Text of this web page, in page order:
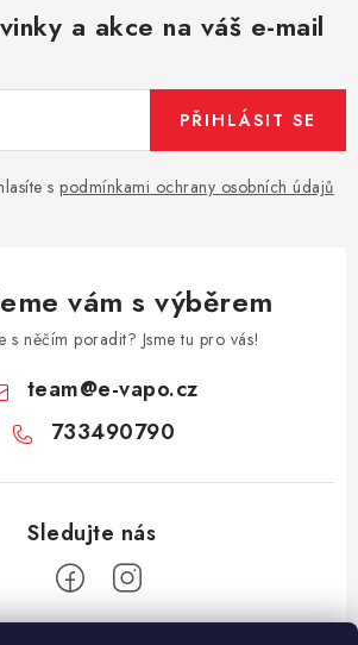
Volná místa
a akce na váš e-mail
s podmínkami ochrany osobních údajů
PŘIHLÁSIT SE
vám s výběrem
s něčím poradit? Jsme tu pro vás!
team@e-vapo.cz
733490790